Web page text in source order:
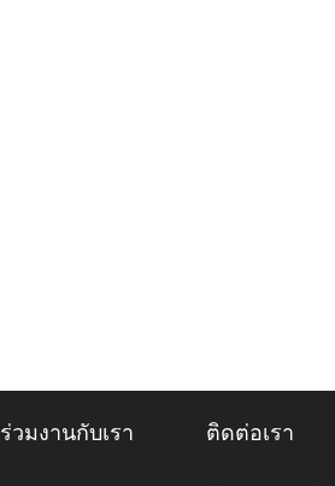
ร่วมงานกับเรา ติดต่อเรา